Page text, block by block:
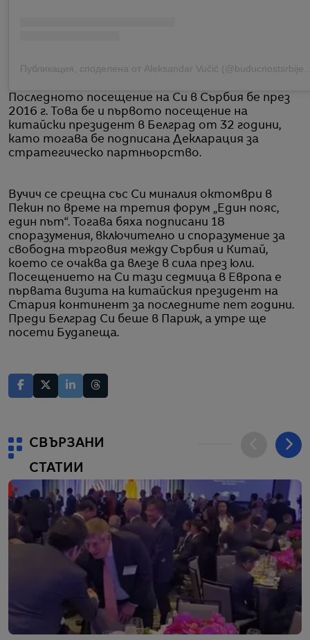
Последното посещение на Си в Сърбия бе през
2016 г. Това бе и първото посещение на
китайски президент в Белград от 32 години,
като тогава бе подписана Декларация за
стратегическо партньорство.
Вучич се срещна със Си миналия октомври в
Пекин по време на третия форум „Един пояс,
един път“. Тогава бяха подписани 18
споразумения, включително и споразумение за
свободна търговия между Сърбия и Китай,
което се очаква да влезе в сила през юли.
Посещението на Си тази седмица в Европа е
първата визита на китайския президент на
Стария континент за последните пет години.
Преди Белград Си беше в Париж, а утре ще
посети Будапеща.
СВЪРЗАНИ
СТАТИИ